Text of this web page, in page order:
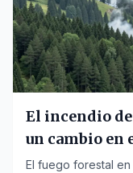
El incendio
un cambio en
El fuego forestal